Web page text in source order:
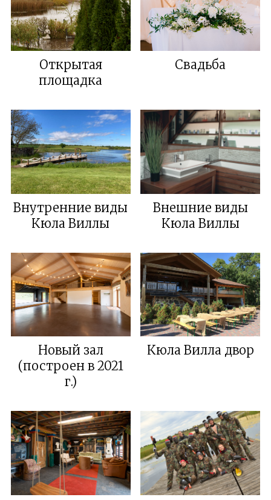
Открытая
площадка
Свадьба
Внутренние виды
Кюла Виллы
Внешние виды
Кюла Виллы
Новый зал
(построен в 2021
г.)
Кюла Вилла двор